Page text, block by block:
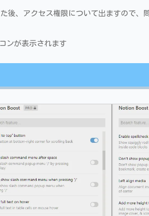
後、アクセス権限について出ますので、
ンが表示されます